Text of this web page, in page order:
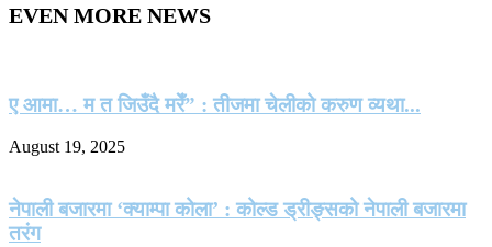
EVEN MORE NEWS
ए आमा… म त जिउँदै मरेँ” : तीजमा चेलीको करुण व्यथा...
August 19, 2025
नेपाली बजारमा ‘क्याम्पा कोला’ : कोल्ड ड्रीङ्सको नेपाली बजारमा
तरंग